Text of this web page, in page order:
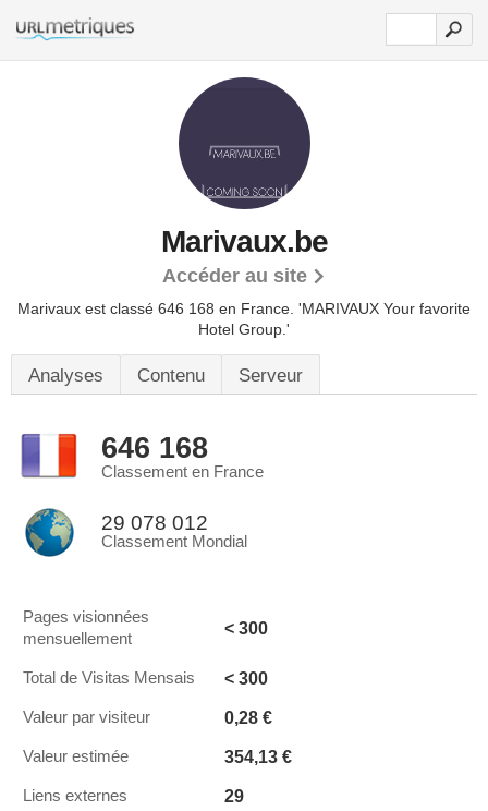
Marivaux.be
Accéder au site
Marivaux est classé 646 168 en France. 'MARIVAUX Your favorite
Hotel Group.'
Analyses Contenu Serveur
646 168
Classement en France
29 078 012
Classement Mondial
Pages visionnées
mensuellement
< 300
Total de Visitas Mensais < 300
Valeur par visiteur 0,28 €
Valeur estimée 354,13 €
Liens externes 29